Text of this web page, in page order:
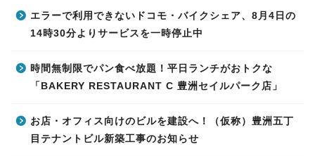
エラーで利用できないドコモ・バイクシェア、8月4日の
14時30分よりサービスを一時停止中
時間無制限でパン食べ放題！平日ランチがおトクな
「BAKERY RESTAURANT C 豊洲セイルパーク店」
お店・オフィス向けのビルを建設へ！（仮称）豊洲五丁
目テナントビル新築工事のお知らせ